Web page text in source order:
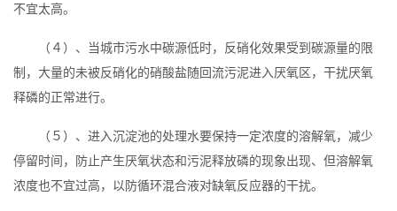
不宜太高。
（４）、当城市污水中碳源低时，反硝化效果受到碳源量的限
制，大量的未被反硝化的硝酸盐随回流污泥进入厌氧区，干扰厌氧
释磷的正常进行。
（５）、进入沉淀池的处理水要保持一定浓度的溶解氧，减少
停留时间，防止产生厌氧状态和污泥释放磷的现象出现、但溶解氧
浓度也不宜过高，以防循环混合液对缺氧反应器的干扰。